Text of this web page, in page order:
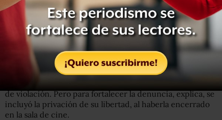
Influye también que aunque los testimonios del
modus
del presunto agresor son muy similares, al
ofrecerles trabajo, hacer una cita en un lugar cercano a
su casa, después cambiar los planes para tenerlas en su
casa y ahí agredirlas, hay distintos niveles de violencia.
En el caso de Schnaas, se tipifica como abuso sexual, lo
cual no implicaría prisión, que sí se dicta cuando se trata
de violación. Pero para fortalecer la denuncia, explica, se
incluyó la privación de su libertad, al haberla encerrado
en la sala de cine.